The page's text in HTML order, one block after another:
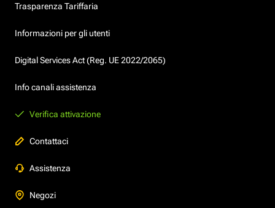
Trasparenza Tariffaria
Informazioni per gli utenti
Digital Services Act (Reg. UE 2022/2065)
Info canali assistenza
Verifica attivazione
Contattaci
Assistenza
Negozi